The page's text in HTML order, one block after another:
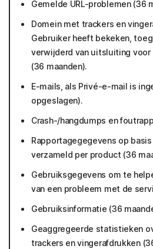
Gemelde URL-problemen (36
Domein met trackers en
Gebruiker heeft bekeken,
verwijderd van uitsluiting
(36 maanden).
E-mails, als Privé-e-mail is
opgeslagen).
Crash-/hangdumps en
Rapportagegegevens op
verzameld per product (36
Gebruiksgegevens om te
van een probleem met de
Gebruiksinformatie (36
Geaggregeerde statistieken
trackers en vingerafdrukken